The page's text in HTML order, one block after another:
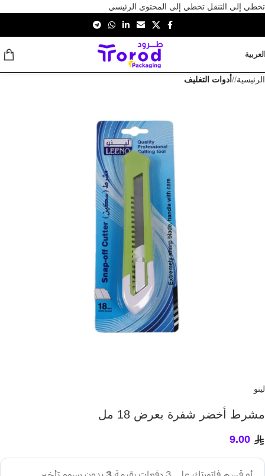
تخطي إلى التنقل تخطي إلى المحتوى الرئيسي
الرئيسية/ أدوات التغليف
لينو
مشرط أخضر شفرة بعرض 18 مل
9.00